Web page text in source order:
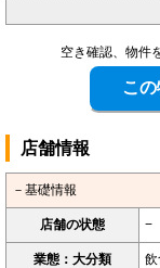
空き確認、物件
店舗情報
－基礎情報
店舗の状態 −
業態：大分類